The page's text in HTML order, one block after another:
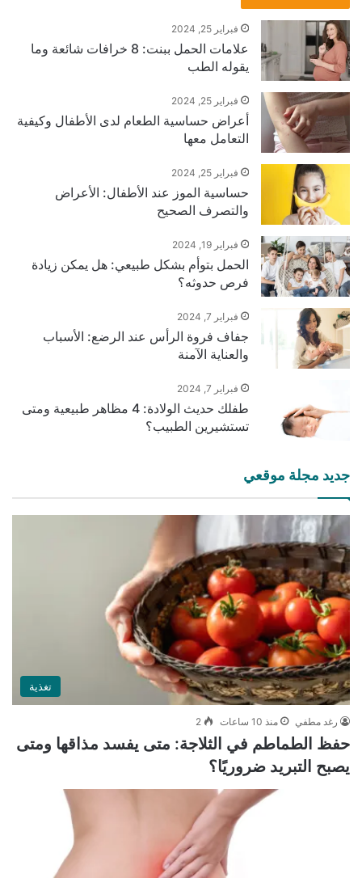
فبراير 25, 2024
علامات الحمل ببنت: 8 خرافات شائعة وما
يقوله الطب
فبراير 25, 2024
أعراض حساسية الطعام لدى الأطفال وكيفية
التعامل معها
فبراير 25, 2024
حساسية الموز عند الأطفال: الأعراض
والتصرف الصحيح
فبراير 19, 2024
الحمل بتوأم بشكل طبيعي: هل يمكن زيادة
فرص حدوثه؟
فبراير 7, 2024
جفاف فروة الرأس عند الرضع: الأسباب
والعناية الآمنة
فبراير 7, 2024
طفلك حديث الولادة: 4 مظاهر طبيعية ومتى
تستشيرين الطبيب؟
جديد مجلة موقعي
تغذية
رغد مطفي منذ 10 ساعات 2
حفظ الطماطم في الثلاجة: متى يفسد مذاقها ومتى
يصبح التبريد ضروريًا؟